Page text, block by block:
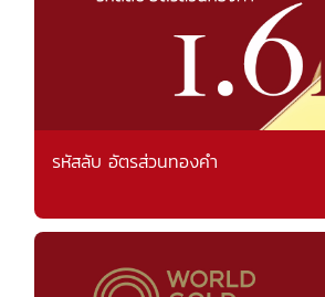
รหัสลับ อัตรส่วนทองคำ